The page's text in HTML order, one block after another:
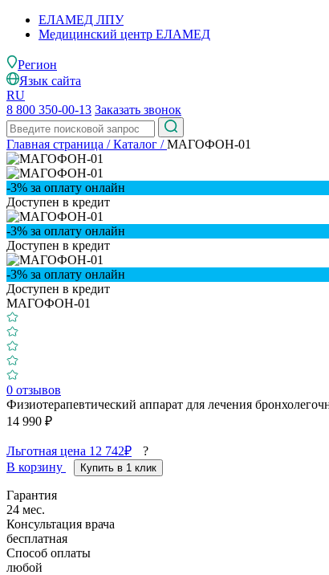
ЕЛАМЕД ЛПУ
Медицинский центр ЕЛАМЕД
Регион
Язык сайта
RU
8 800 350-00-13 Заказать звонок
Главная страница /Каталог /МАГОФОН-01
-3% за оплату онлайн
Доступен в кредит
-3% за оплату онлайн
Доступен в кредит
-3% за оплату онлайн
Доступен в кредит
МАГОФОН-01
0 отзывов
Физиотерапевтический аппарат для лечения
14 990 ₽
Льготная цена 12 742₽
?
В корзину
Купить в 1 клик
Гарантия
24 мес.
Консультация врача
бесплатная
Способ оплаты
любой